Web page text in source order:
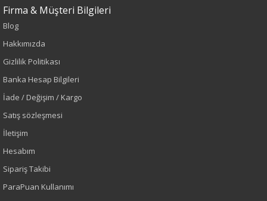
Sezon : YAZLIK
Renk
Sezon
Yaş Grubu
Firma & Müşteri Bilgileri
Blog
Hakkımızda
Gizlilik Politikası
Banka Hesap Bilgileri
İade / Değişim / Kargo
Satış sözleşmesi
İletişim
Hesabım
Sipariş Takibi
ParaPuan Kullanımı